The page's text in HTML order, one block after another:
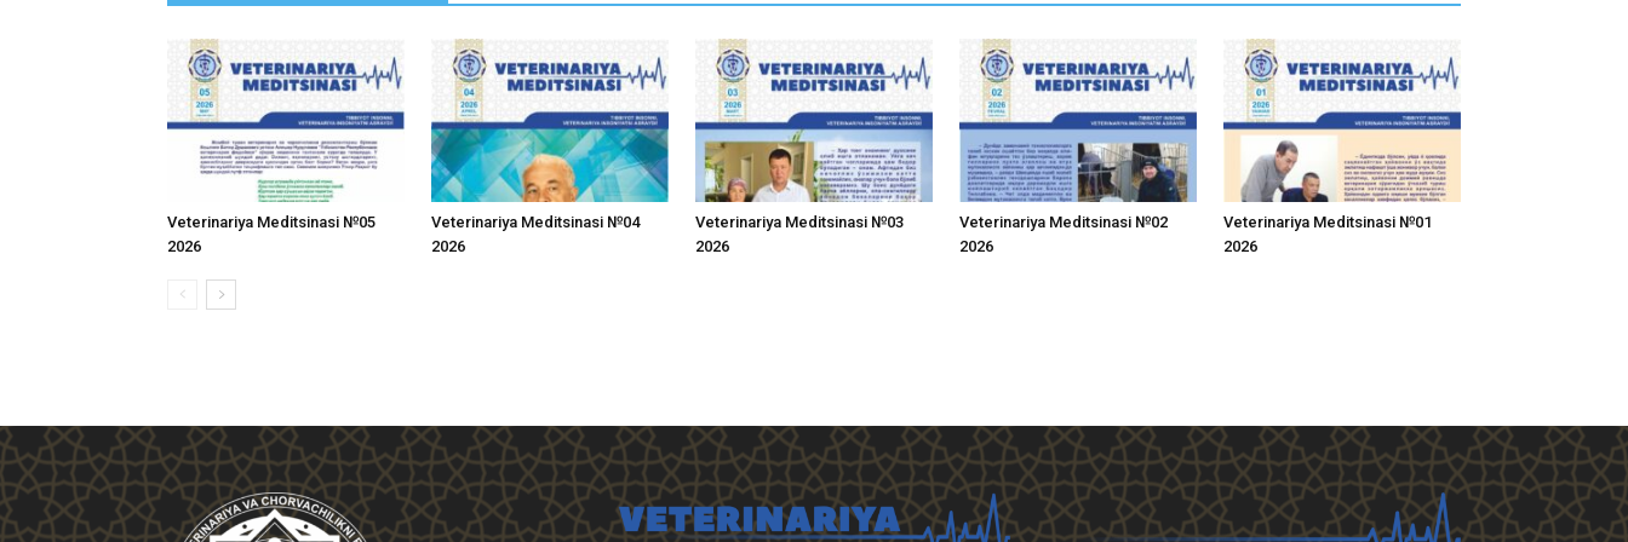
Veterinariya Meditsinasi №05
2026
Veterinariya Meditsinasi №04
2026
Veterinariya Meditsinasi №03
2026
Veterinariya Meditsinasi №02
2026
Veterinariya Meditsinasi №01
2026